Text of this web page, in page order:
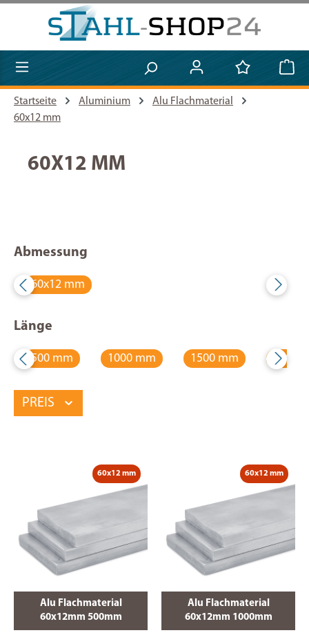
Zum Hauptinhalt springen
Startseite Aluminium
Alu Flachmaterial
60x12 mm
60X12 MM
Abmessung
60x12 mm
Länge
500 mm 1000 mm 1500 mm 2000
PREIS
60x12 mm
Alu Flachmaterial
60x12mm 500mm
60x12 mm
Alu Flachmaterial
60x12mm 1000mm